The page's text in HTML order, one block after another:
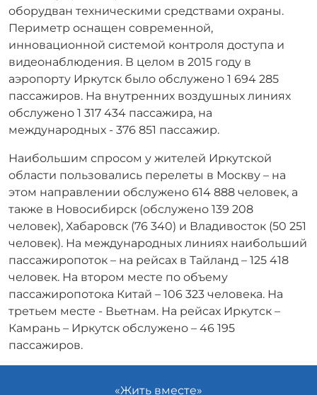
оборудван техническими средствами охраны.
Периметр оснащен современной,
инновационной системой контроля доступа и
видеонаблюдения. В целом в 2015 году в
аэропорту Иркутск было обслужено 1 694 285
пассажиров. На внутренних воздушных линиях
обслужено 1 317 434 пассажира, на
международных - 376 851 пассажир.
Наибольшим спросом у жителей Иркутской
области пользовались перелеты в Москву – на
этом направлении обслужено 614 888 человек, а
также в Новосибирск (обслужено 139 208
человек), Хабаровск (76 340) и Владивосток (50 251
человек). На международных линиях наибольший
пассажиропоток – на рейсах в Тайланд – 125 418
человек. На втором месте по объему
пассажиропотока Китай – 106 323 человека. На
третьем месте - Вьетнам. На рейсах Иркутск –
Камрань – Иркутск обслужено – 46 195
пассажиров.
«Жить вместе»